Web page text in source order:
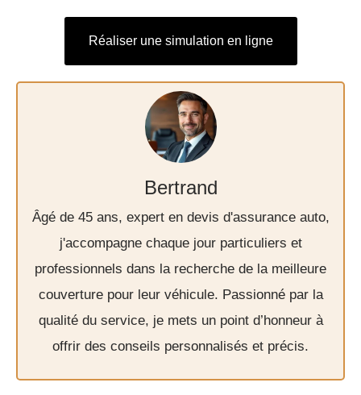
Réaliser une simulation en ligne
Bertrand
Âgé de 45 ans, expert en devis d'assurance auto,
j'accompagne chaque jour particuliers et
professionnels dans la recherche de la meilleure
couverture pour leur véhicule. Passionné par la
qualité du service, je mets un point d’honneur à
offrir des conseils personnalisés et précis.